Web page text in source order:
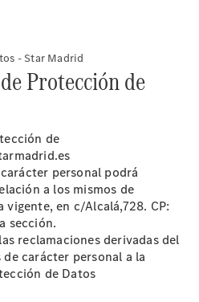
- Star Madrid
Protección de
de
personal podrá
a los mismos de
en c/Alcalá,728. CP:
sección.
reclamaciones derivadas del
carácter personal a la
de Datos